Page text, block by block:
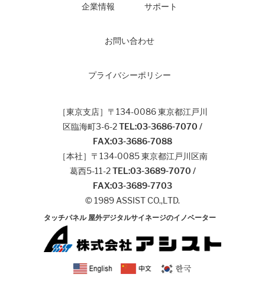
企業情報 サポート
お問い合わせ
プライバシーポリシー
［東京支店］〒134-0086 東京都江戸川
区臨海町3-6-2TEL:03-3686-7070 /
FAX:03-3686-7088
［本社］〒134-0085 東京都江戸川区南
葛西5-11-2 TEL:03-3689-7070 /
FAX:03-3689-7703
© 1989 ASSIST CO.,LTD.
タッチパネル 屋外デジタルサイネージのイノベーター